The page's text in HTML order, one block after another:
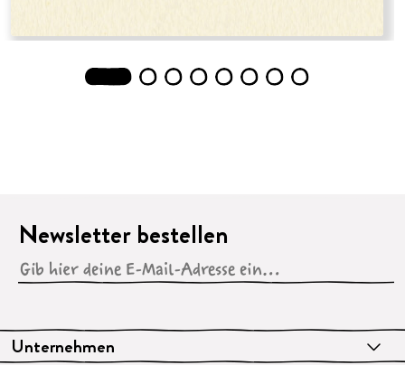
2 3 4 5 6 7 8
Unternehmen
Newsletter bestellen